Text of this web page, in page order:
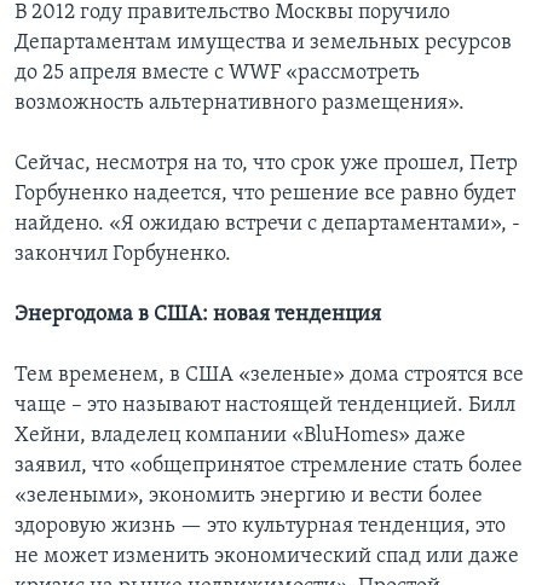
В 2012 году правительство Москвы поручило
Департаментам имущества и земельных ресурсов
до 25 апреля вместе с WWF «рассмотреть
возможность альтернативного размещения».
Сейчас, несмотря на то, что срок уже прошел, Петр
Горбуненко надеется, что решение все равно будет
найдено. «Я ожидаю встречи с департаментами», -
закончил Горбуненко.
Энергодома в США: новая тенденция
Тем временем, в США «зеленые» дома строятся все
чаще – это называют настоящей тенденцией. Билл
Хейни, владелец компании «BluHomes» даже
заявил, что «общепринятое стремление стать более
«зелеными», экономить энергию и вести более
здоровую жизнь — это культурная тенденция, это
не может изменить экономический спад или даже